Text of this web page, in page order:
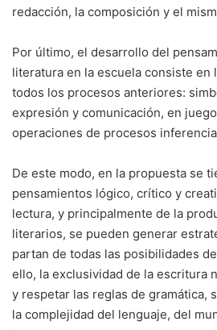
redacción, la composición y el
Por último, el desarrollo del
literatura en la escuela consiste en
todos los procesos anteriores:
expresión y comunicación, en
operaciones de procesos
De este modo, en la propuesta se
pensamientos lógico, crítico y
lectura, y principalmente de la
literarios, se pueden generar
partan de todas las posibilidades
ello, la exclusividad de la escritura
y respetar las reglas de gramática,
la complejidad del lenguaje, del